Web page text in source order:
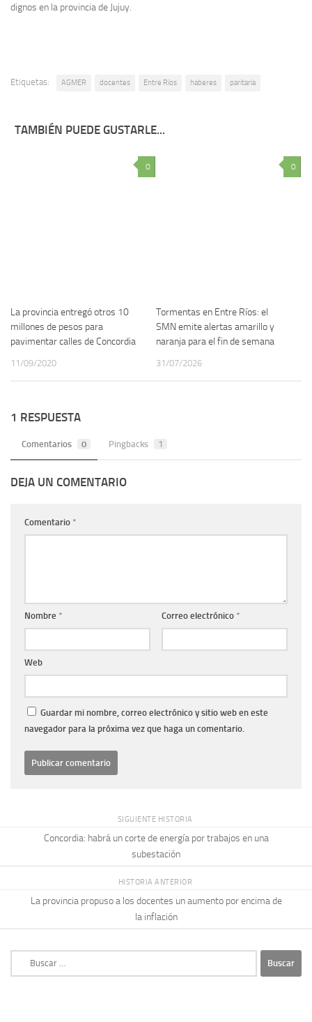
dignos en la provincia de Jujuy.
Etiquetas: AGMER docentes Entre Ríos haberes paritaria
TAMBIÉN PUEDE GUSTARLE...
0
La provincia entregó otros 10
millones de pesos para
pavimentar calles de Concordia
11/09/2020
0
Tormentas en Entre Ríos: el
SMN emite alertas amarillo y
naranja para el fin de semana
31/07/2026
1 RESPUESTA
Comentarios 0 Pingbacks 1
DEJA UN COMENTARIO
Comentario *
Nombre * Correo electrónico *
Web
Guardar mi nombre, correo electrónico y sitio web en este
navegador para la próxima vez que haga un comentario.
SIGUIENTE HISTORIA
Concordia: habrá un corte de energía por trabajos en una
subestación
HISTORIA ANTERIOR
La provincia propuso a los docentes un aumento por encima de
la inflación